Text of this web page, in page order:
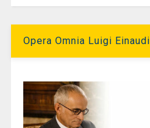
Opera Omnia Luigi Einaudi